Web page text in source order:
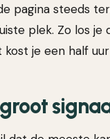
pagina steeds
plek. Zo los
je een half